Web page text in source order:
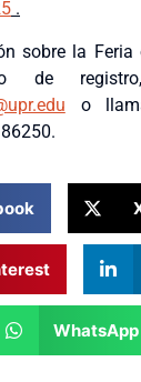
.
sobre la
de
o
WhatsApp